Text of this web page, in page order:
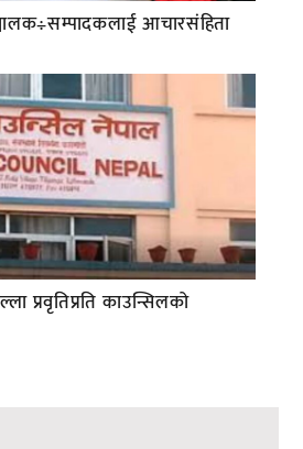
आचारसंहिता
प्रवृतिप्रति काउन्सिलको